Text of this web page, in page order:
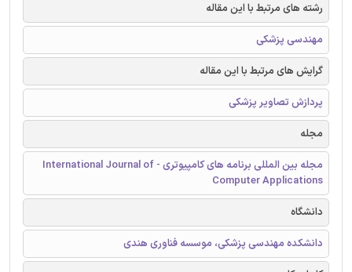
رشته های مرتبط با این مقاله
مهندسی پزشکی
گرایش های مرتبط با این مقاله
پردازش تصاویر پزشکی
مجله
مجله بین المللی برنامه های کامپیوتری - International Journal of
Computer Applications
دانشگاه
دانشکده مهندسی پزشکی، موسسه فناوری هندی